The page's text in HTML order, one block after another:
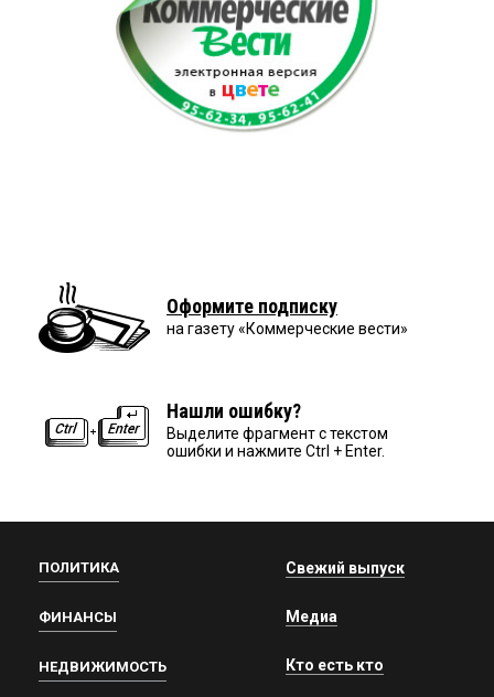
Оформите подписку
на газету «Коммерческие вести»
Нашли ошибку?
Выделите фрагмент с текстом
ошибки и нажмите Ctrl + Enter.
ПОЛИТИКА
ФИНАНСЫ
НЕДВИЖИМОСТЬ
Свежий выпуск
Медиа
Кто есть кто